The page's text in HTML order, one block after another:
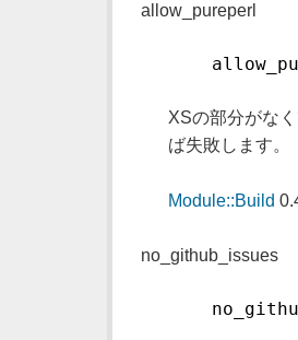
allow_pureperl
XSの部分がな
ば失敗します。
Module::Build
no_github_issues